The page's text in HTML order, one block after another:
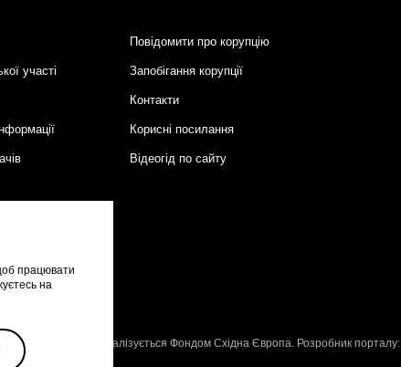
Повідомити про корупцію
участі Запобігання корупції
Контакти
Корисні посилання
Відеогід по сайту
, що реалізується Фондом Східна Європа. Розробник порталу:
працювати
на